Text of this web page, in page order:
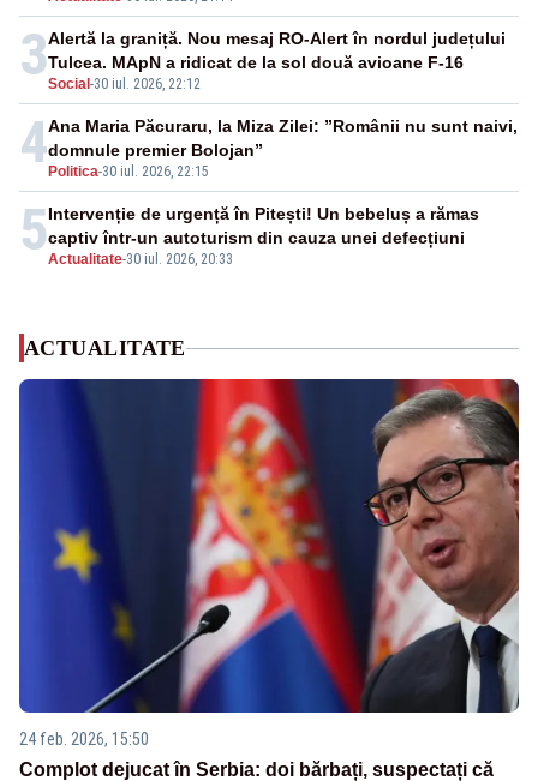
3Social -30 iul. 2026, 22:12
Alertă la graniță. Nou mesaj RO-Alert în nordul județului
Tulcea. MApN a ridicat de la sol două avioane F-16
4 Politica-30 iul. 2026, 22:15
Ana Maria Păcuraru, la Miza Zilei: ”Românii nu sunt naivi,
domnule premier Bolojan”
5Actualitate-30 iul. 2026, 20:33
Intervenție de urgență în Pitești! Un bebeluș a rămas
captiv într-un autoturism din cauza unei defecțiuni
ACTUALITATE
24 feb. 2026, 15:50
Complot dejucat în Serbia: doi bărbați, suspectați că